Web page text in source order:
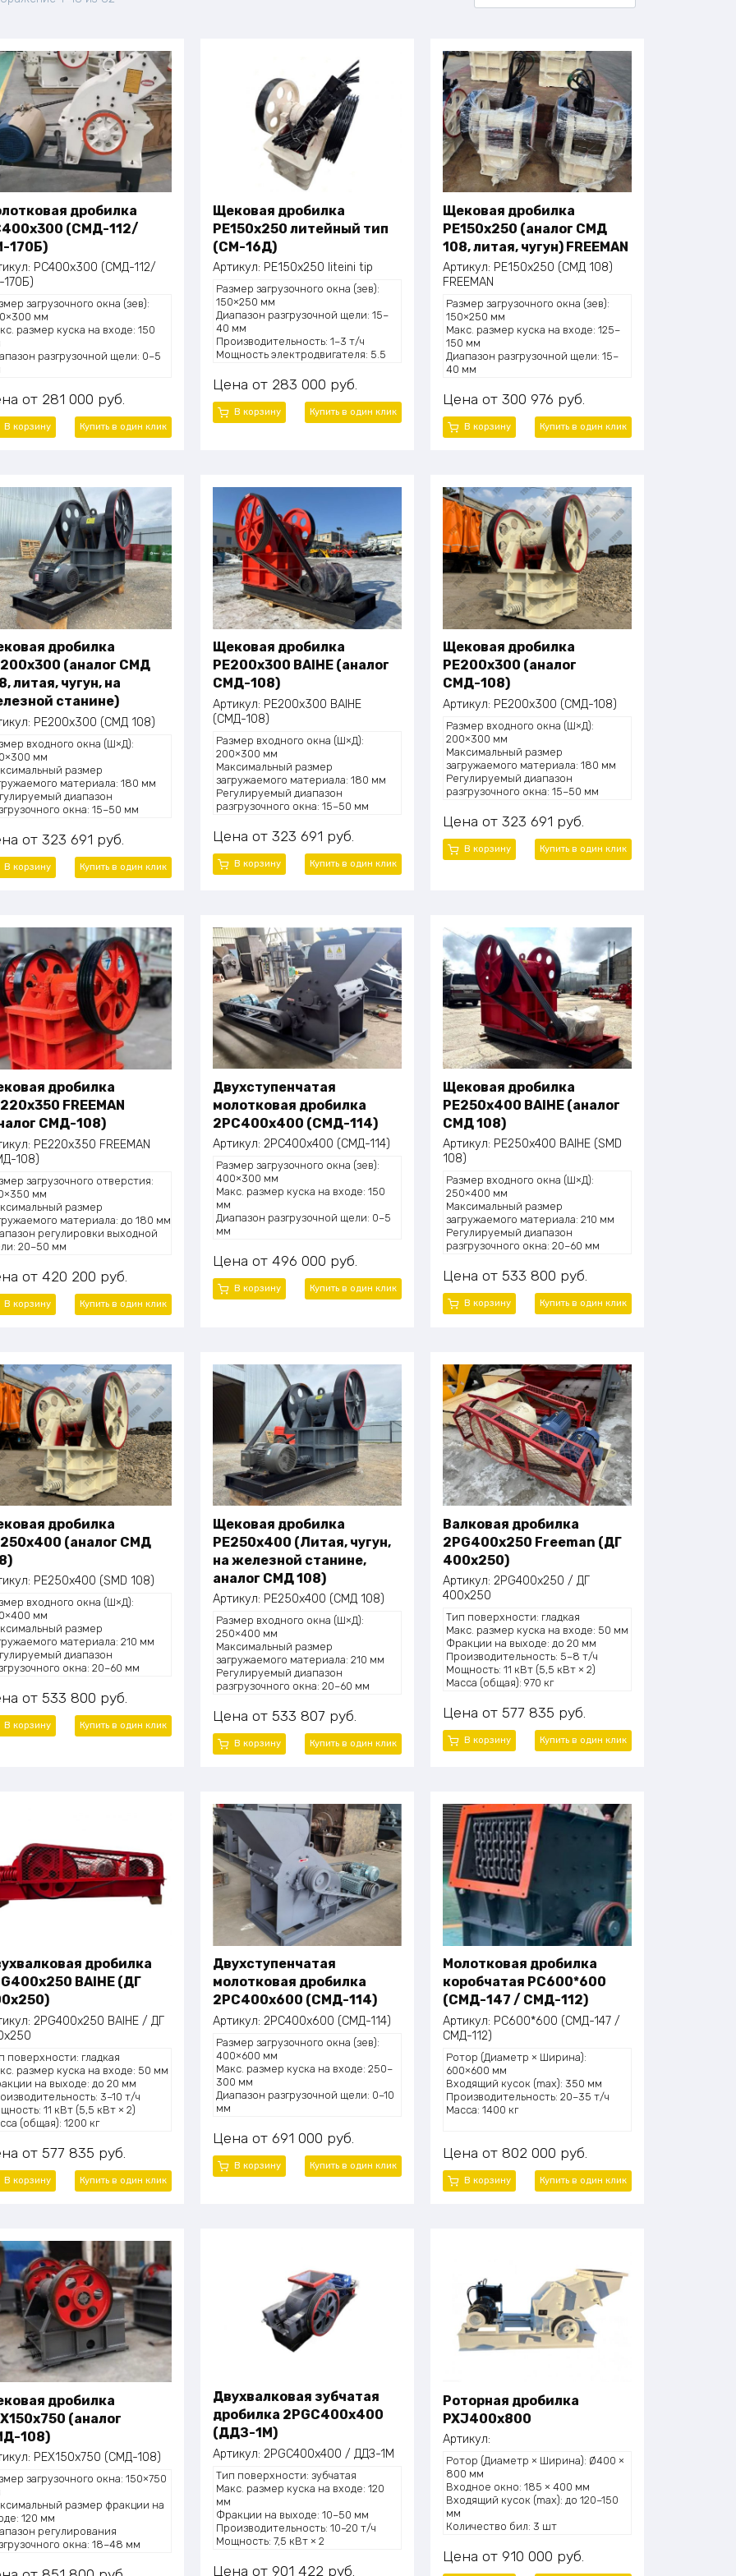
При подборе агрегата ключевое значение имеют габариты загрузочного окна,
строительных организациях, однако оно не предназначено для измельчения вязких полимеров,
и твердых стальных балок. Для непрерывного цикла переработки ЖБИ и лома бетона
подходят новые щековые и роторные модели с усиленными рабочими органами, мощностью
от 15 кВт и возможностью комплектации магнитным сепаратором для извлечения металлических
дробилка
(СМД-112/
170Б)
PC400x300 (СМД-112/
загрузочного окна (зев):
мм
размер куска на входе: 150
разгрузочной щели: 0–5
электродвигателя: 7,5
размеры (Д×Ш×В):
мм
281 000 руб.
В корзину Купить в один клик
Щековая дробилка
PE150x250 литейный тип
(СМ-16Д)
Артикул: PE150x250 liteini tip
Размер загрузочного окна (зев):
150×250 мм
Диапазон разгрузочной щели: 15–
40 мм
Производительность: 1–3 т/ч
Мощность электродвигателя: 5.5
Габаритные размеры (ДхШхВ):
720×660×850 мм
Масса (общая): 500 кг
Цена 283 000 руб.
В корзину Купить в один клик
Щековая дробилка
PE150х250 (аналог СМД
108, литая, чугун) FREEMAN
Артикул: PE150х250 (СМД 108)
FREEMAN
Размер загрузочного окна (зев):
150×250 мм
Макс. размер куска на входе: 125–
150 мм
Диапазон разгрузочной щели: 15–
40 мм
Мощность электродвигателя: 5,5
кВт
Габаритные размеры (Д×Ш×В):
720×660×850 мм
Цена 300 976 руб.
В корзину Купить в один клик
дробилка
(аналог СМД
литая, чугун, на
станине)
PE200х300 (СМД 108)
входного окна (Ш×Д):
мм
размер
материала: 180 мм
диапазон
окна: 15–50 мм
двигателя: 7,5 кВт
323 691 руб.
В корзину Купить в один клик
Щековая дробилка
PE200x300 BAIHE (аналог
СМД-108)
Артикул: PE200x300 BAIHE
(СМД-108)
Размер входного окна (Ш×Д):
200×300 мм
Максимальный размер
загружаемого материала: 180 мм
Регулируемый диапазон
разгрузочного окна: 15–50 мм
час
Мощность двигателя: 7,5 кВт
Габаритные размеры (Д×Ш×В):
910×750×990 мм
Цена 323 691 руб.
В корзину Купить в один клик
Щековая дробилка
PE200x300 (аналог
СМД-108)
Артикул: PE200x300 (СМД-108)
Размер входного окна (Ш×Д):
200×300 мм
Максимальный размер
загружаемого материала: 180 мм
Регулируемый диапазон
разгрузочного окна: 15–50 мм
час
Мощность двигателя: 7,5 кВт
Габаритные размеры (Д×Ш×В):
910×750×990 мм
Цена 323 691 руб.
В корзину Купить в один клик
дробилка
FREEMAN
СМД-108)
PE220х350 FREEMAN
108)
загрузочного отверстия:
мм
размер
материала: до 180 мм
регулировки выходной
20–50 мм
двигателя: 11 кВт
около 1500 кг
420 200 руб.
В корзину Купить в один клик
Двухступенчатая
молотковая дробилка
2PC400x400 (СМД-114)
Артикул: 2PC400x400 (СМД-114)
Размер загрузочного окна (зев):
400×300 мм
Макс. размер куска на входе: 150
мм
Диапазон разгрузочной щели: 0–5
мм
Мощность электродвигателя: 11 кВт
× 2
Габаритные размеры (Д×Ш×В):
2200×900×1200 мм
Цена 496 000 руб.
В корзину Купить в один клик
Щековая дробилка
PE250x400 BAIHE (аналог
СМД 108)
Артикул: PE250x400 BAIHE (SMD
108)
Размер входного окна (Ш×Д):
250×400 мм
Максимальный размер
загружаемого материала: 210 мм
Регулируемый диапазон
разгрузочного окна: 20–60 мм
Мощность двигателя: 15 кВт
Габариты (Д×Ш×В): 1300×1090×1270
мм
Масса: 2,8 т
Цена 533 800 руб.
В корзину Купить в один клик
дробилка
(аналог СМД
PE250x400 (SMD 108)
входного окна (Ш×Д):
мм
размер
материала: 210 мм
диапазон
окна: 20–60 мм
двигателя: 15 кВт
(Д×Ш×В): 1300×1090×1270
2,8 тонн
533 800 руб.
В корзину Купить в один клик
Щековая дробилка
PE250х400 (Литая, чугун,
на железной станине,
аналог СМД 108)
Артикул: PE250х400 (СМД 108)
Размер входного окна (Ш×Д):
250×400 мм
Максимальный размер
загружаемого материала: 210 мм
Регулируемый диапазон
разгрузочного окна: 20–60 мм
Мощность: 15 кВт
Масса: 2000 кг
Цена 533 807 руб.
В корзину Купить в один клик
Валковая дробилка
2PG400x250 Freeman (ДГ
400х250)
Артикул: 2PG400x250 / ДГ
400х250
Тип поверхности: гладкая
Макс. размер куска на входе: 50 мм
Фракции на выходе: до 20 мм
Производительность: 5–8 т/ч
Мощность: 11 кВт (5,5 кВт × 2)
Масса (общая): 970 кг
Цена 577 835 руб.
В корзину Купить в один клик
дробилка
BAIHE (ДГ
2PG400x250 BAIHE / ДГ
поверхности: гладкая
размер куска на входе: 50 мм
на выходе: до 20 мм
3–10 т/ч
11 кВт (5,5 кВт × 2)
(общая): 1200 кг
577 835 руб.
В корзину Купить в один клик
Двухступенчатая
молотковая дробилка
2PC400x600 (СМД-114)
Артикул: 2PC400x600 (СМД-114)
Размер загрузочного окна (зев):
400×600 мм
Макс. размер куска на входе: 250–
300 мм
Диапазон разгрузочной щели: 0–10
мм
Мощность электродвигателя: 18,5
кВт × 2
Габаритные размеры (Д×Ш×В):
2600×950×1500 мм
Цена 691 000 руб.
В корзину Купить в один клик
Молотковая дробилка
коробчатая PC600*600
(СМД-147 / СМД-112)
Артикул: PC600*600 (СМД-147 /
СМД-112)
Ротор (Диаметр × Ширина):
600×600 мм
Входящий кусок (max): 350 мм
Производительность: 20–35 т/ч
Масса: 1400 кг
Цена 802 000 руб.
В корзину Купить в один клик
дробилка
(аналог
108)
PEX150x750 (СМД-108)
загрузочного окна: 150×750
размер фракции на
120 мм
регулирования
окна: 18–48 мм
двигателя: 15 кВт
Двухвалковая зубчатая
дробилка 2PGC400х400
(ДДЗ-1М)
Артикул: 2PGC400х400 / ДДЗ-1М
Тип поверхности: зубчатая
Макс. размер куска на входе: 120
мм
Фракции на выходе: 10–50 мм
Производительность: 10–20 т/ч
Мощность: 7,5 кВт × 2
Цена 901 422 руб.
Роторная дробилка
PXJ400x800
Артикул:
Ротор (Диаметр × Ширина): Ø400 ×
800 мм
Входное окно: 185 × 400 мм
Входящий кусок (max): до 120–150
мм
Количество бил: 3 шт
Масса: 3900 кг
Цена 910 000 руб.